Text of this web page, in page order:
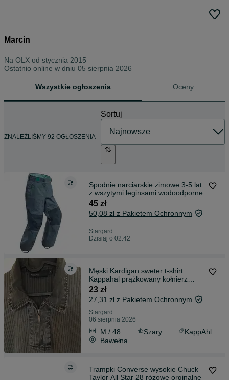
Marcin
Na OLX od stycznia 2015
Ostatnio online w dniu 05 sierpnia 2026
Wszystkie ogłoszenia Oceny
ZNALEŹLIŚMY 92 OGŁOSZENIA
Sortuj
Spodnie narciarskie zimowe 3-5 lat
z wszytymi leginsami wodoodporne
45 zł
50,08 zł z Pakietem Ochronnym
Stargard
Dzisiaj o 02:42
Męski Kardigan sweter t-shirt
Kappahal prążkowany kołnierz
zamek M-L
23 zł
27,31 zł z Pakietem Ochronnym
Stargard
06 sierpnia 2026
M / 48 Szary
KappAhl
Bawełna
Trampki Converse wysokie Chuck
Taylor All Star 28 różowe orginalne